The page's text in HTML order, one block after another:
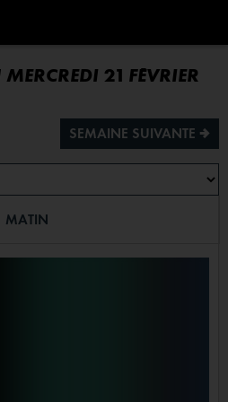
21 FÉVRIER
SEMAINE SUIVANTE ª
MATIN